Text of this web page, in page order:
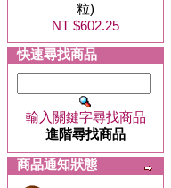
粒)
NT $602.25
快速尋找商品
輸入關鍵字尋找商品
進階尋找商品
商品通知狀態